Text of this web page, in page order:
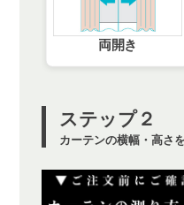
両開き
ステップ２
カーテンの横幅・高さ